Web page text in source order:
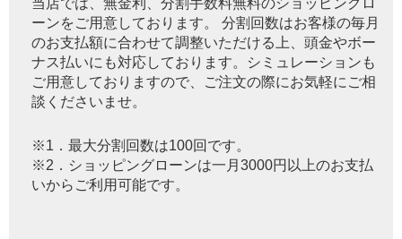
当店では、無金利、分割手数料無料のショッピングロ
ーンをご用意しております。 分割回数はお客様の毎月
のお支払額に合わせて調整いただける上、頭金やボー
ナス払いにも対応しております。シミュレーションも
ご用意しておりますので、ご注文の際にお気軽にご相
談くださいませ。
※1．最大分割回数は100回です。
※2．ショッピングローンは一月3000円以上のお支払
いからご利用可能です。